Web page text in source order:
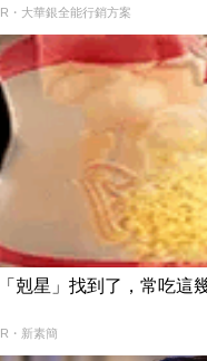
・大華銀全能行銷方案
剋星」找到了，常吃這
・新素簡